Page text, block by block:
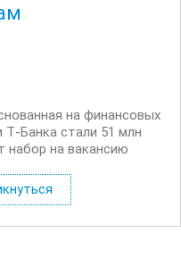
на финансовых
Т‑Банка стали 51 млн
набор на вакансию
клиентов по
звонках...